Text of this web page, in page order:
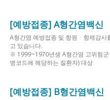
[예방접종] A형간염백신
A형간염 예방접종 및 항원ㆍ항제감
고 있습니다.
※ 1999~1970년생 A형간염 고위험
병코드에 해당하는 질환자) 대상
[예방접종] B형간염백신